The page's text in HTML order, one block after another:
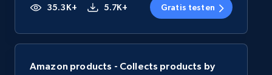
35.3K+ 5.7K+ Gratis testen
Amazon products - Collects products by